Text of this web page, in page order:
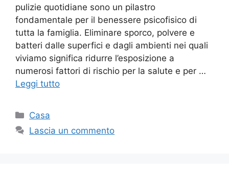
pulizie quotidiane sono un pilastro
fondamentale per il benessere psicofisico di
tutta la famiglia. Eliminare sporco, polvere e
batteri dalle superfici e dagli ambienti nei quali
viviamo significa ridurre l’esposizione a
numerosi fattori di rischio per la salute e per …
Leggi tutto
Categorie
Casa
Lascia un commento